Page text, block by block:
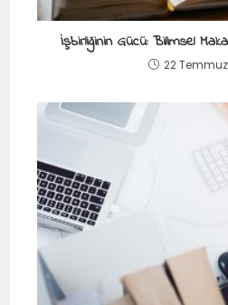
İşbirliğinin Gücü: Bilimsel
22